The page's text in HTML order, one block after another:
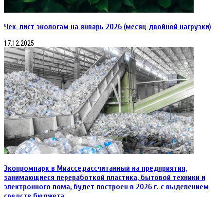
Чек-лист экологам на январь 2026 (месяц двойной нагрузки)
17.12.2025
Экопромпарк в Миассе,рассчитанный на предприятия,
занимающиеся переработкой пластика, бытовой техники и
электронного лома, будет построен в 2026 г. с выделением